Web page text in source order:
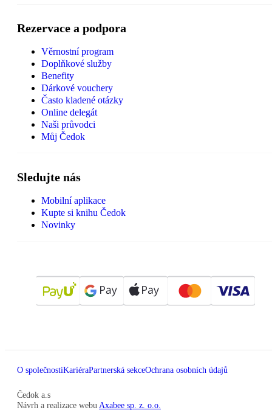
Rezervace a podpora
Věrnostní program
Doplňkové služby
Benefity
Dárkové vouchery
Často kladené otázky
Online delegát
Naši průvodci
Můj Čedok
Sledujte nás
Mobilní aplikace
Kupte si knihu Čedok
Novinky
O společnostiKariéraPartnerská sekceOchrana osobních údajů
Čedok a.s
Návrh a realizace webu Axabee sp. z. o.o.